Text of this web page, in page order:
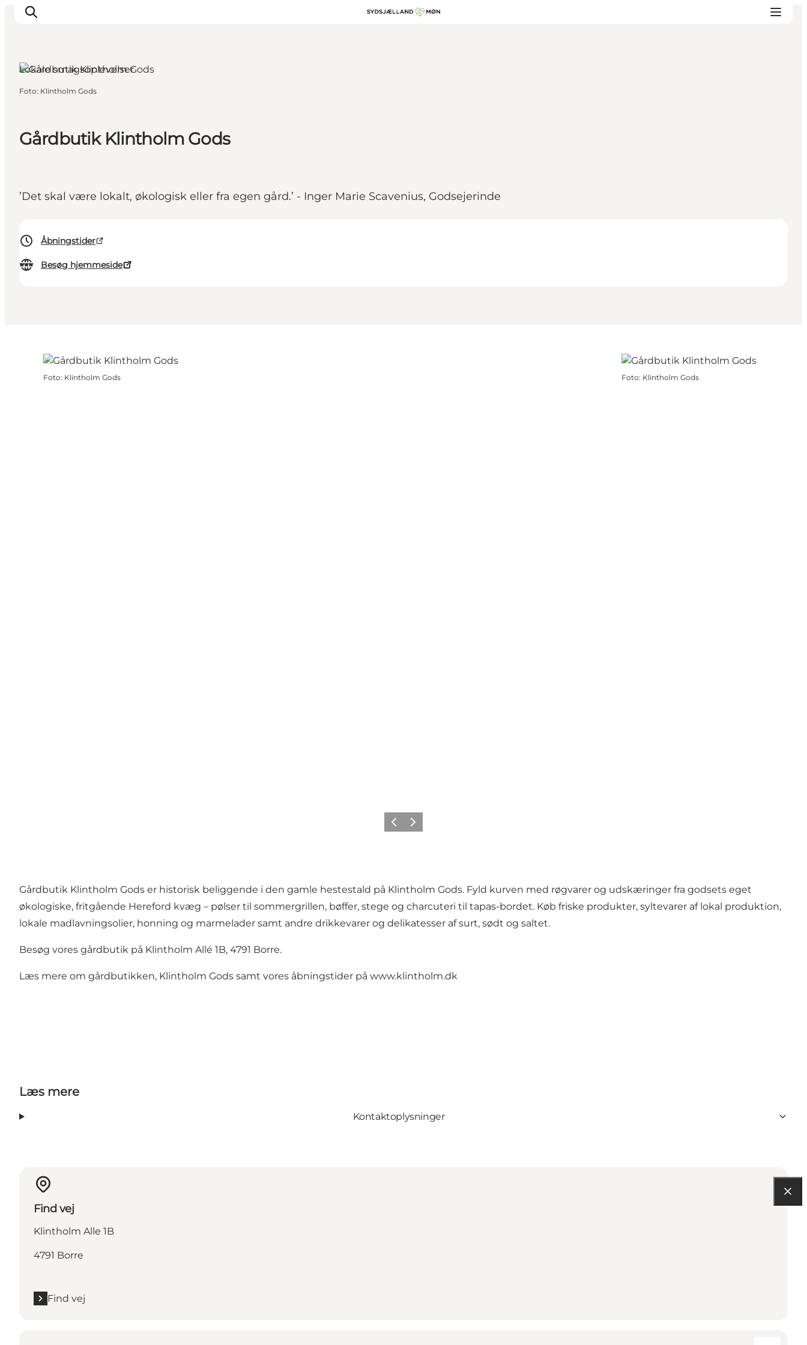
Events
Gårdbutik Klintholm Gods
’Det skal være lokalt, økologisk eller fra egen gård.’ - Inger Marie Scavenius, Godsejerinde
Åbningstider
Besøg hjemmeside
Lokale smagsoplevelser
Foto: Klintholm Gods
Foto: Klintholm Gods Foto: Klintholm Gods
ForrigeNæste
Gårdbutik Klintholm Gods er historisk beliggende i den gamle hestestald på Klintholm Gods. Fyld kurven med røgvarer og udskæringer fra godsets eget
økologiske, fritgående Hereford kvæg – pølser til sommergrillen, bøffer, stege og charcuteri til tapas-bordet. Køb friske produkter, syltevarer af lokal produktion,
lokale madlavningsolier, honning og marmelader samt andre drikkevarer og delikatesser af surt, sødt og saltet.
Besøg vores gårdbutik på Klintholm Allé 1B, 4791 Borre.
Læs mere om gårdbutikken, Klintholm Gods samt vores åbningstider på www.klintholm.dk
Læs mere
Kontaktoplysninger
Find vej
Klintholm Alle 1B
4791 Borre
Find vej